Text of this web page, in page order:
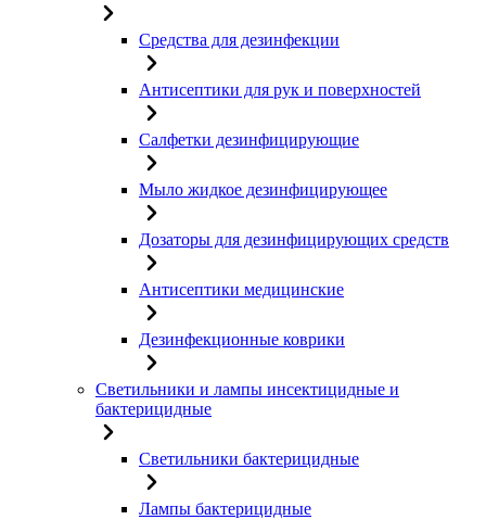
Средства для дезинфекции
Антисептики для рук и поверхностей
Салфетки дезинфицирующие
Мыло жидкое дезинфицирующее
Дозаторы для дезинфицирующих средств
Антисептики медицинские
Дезинфекционные коврики
Светильники и лампы инсектицидные и
бактерицидные
Светильники бактерицидные
Лампы бактерицидные